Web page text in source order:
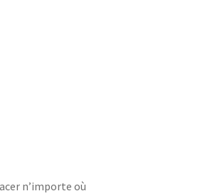
n’importe où